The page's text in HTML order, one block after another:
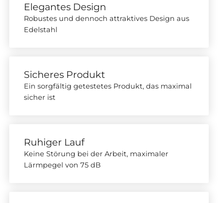
Elegantes Design
Robustes und dennoch attraktives Design aus
Edelstahl
Sicheres Produkt
Ein sorgfältig getestetes Produkt, das maximal
sicher ist
Ruhiger Lauf
Keine Störung bei der Arbeit, maximaler
Lärmpegel von 75 dB